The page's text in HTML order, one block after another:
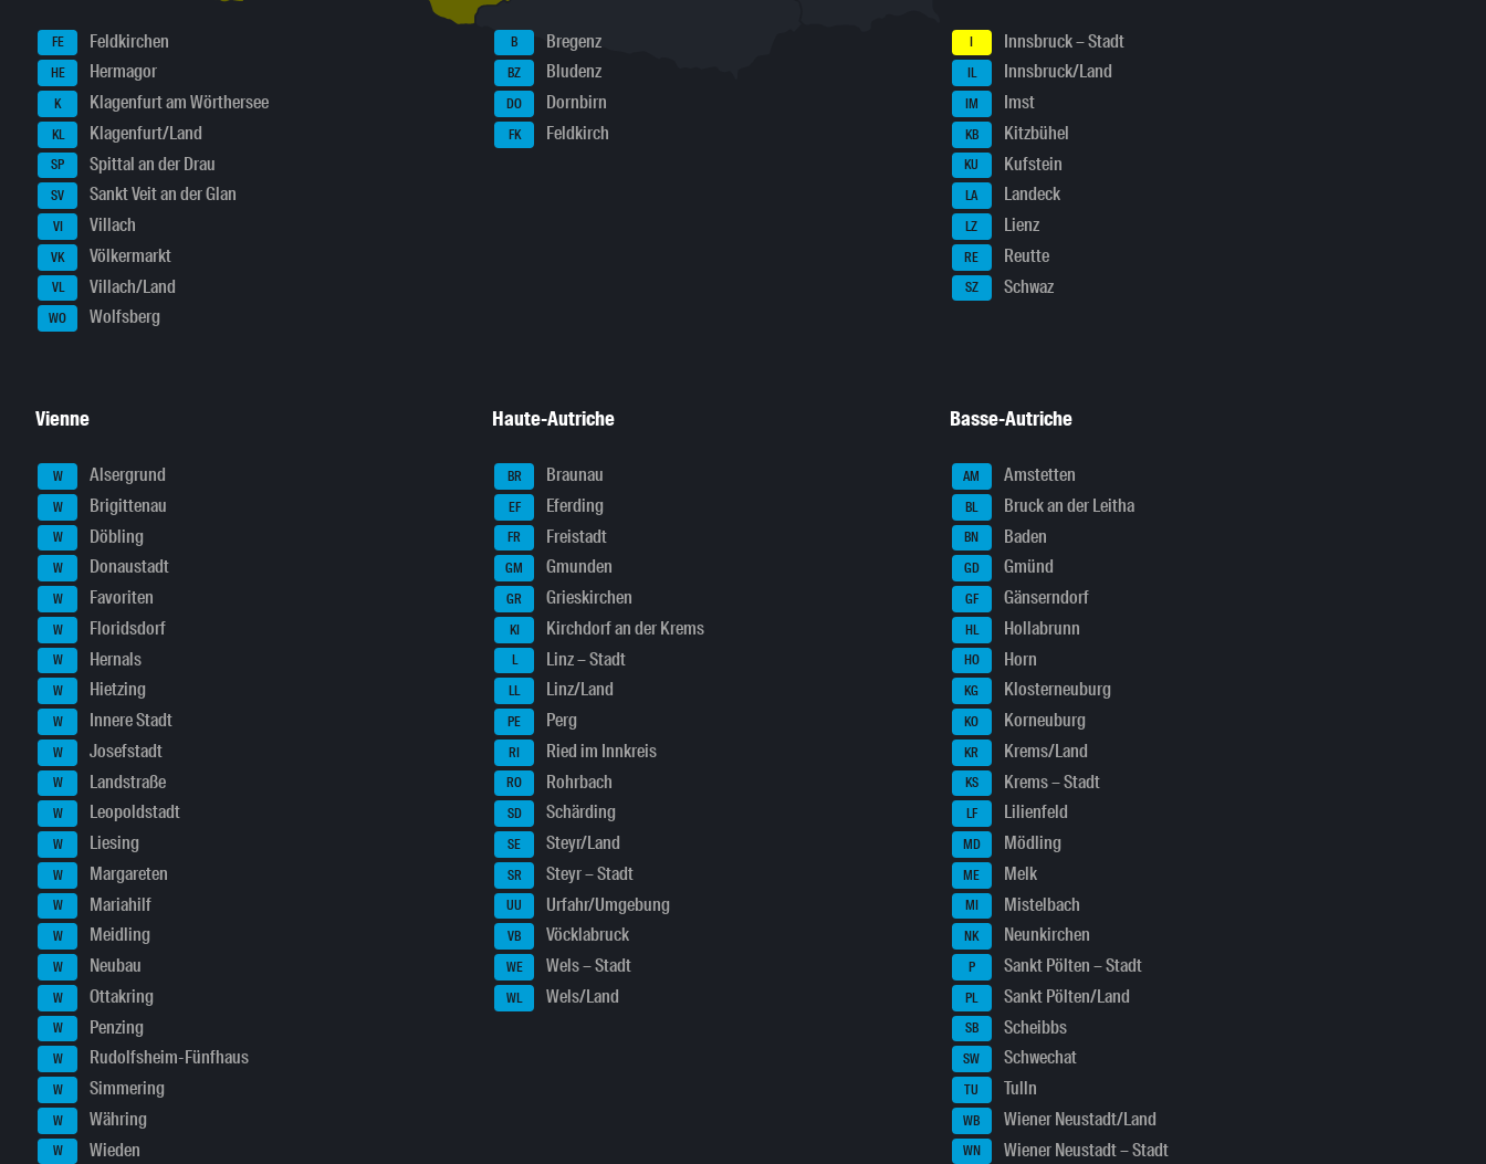
FE Feldkirchen
HE Hermagor
K Klagenfurt am Wörthersee
KL Klagenfurt/Land
SP Spittal an der Drau
SV Sankt Veit an der Glan
VI Villach
VK Völkermarkt
VL Villach/Land
WO Wolfsberg
B Bregenz
BZ Bludenz
DO Dornbirn
FK Feldkirch
I Innsbruck – Stadt
IL Innsbruck/Land
IM Imst
KB Kitzbühel
KU Kufstein
LA Landeck
LZ Lienz
RE Reutte
SZ Schwaz
Vienne
W Alsergrund
W Brigittenau
W Döbling
W Donaustadt
W Favoriten
W Floridsdorf
W Hernals
W Hietzing
W Innere Stadt
W Josefstadt
W Landstraße
W Leopoldstadt
W Liesing
W Margareten
W Mariahilf
W Meidling
W Neubau
W Ottakring
W Penzing
W Rudolfsheim-Fünfhaus
W Simmering
W Währing
W Wieden
Haute-Autriche
BR Braunau
EF Eferding
FR Freistadt
GM Gmunden
GR Grieskirchen
KI Kirchdorf an der Krems
L Linz – Stadt
LL Linz/Land
PE Perg
RI Ried im Innkreis
RO Rohrbach
SD Schärding
SE Steyr/Land
SR Steyr – Stadt
UU Urfahr/Umgebung
VB Vöcklabruck
WE Wels – Stadt
WL Wels/Land
Basse-Autriche
AM Amstetten
BL Bruck an der Leitha
BN Baden
GD Gmünd
GF Gänserndorf
HL Hollabrunn
HO Horn
KG Klosterneuburg
KO Korneuburg
KR Krems/Land
KS Krems – Stadt
LF Lilienfeld
MD Mödling
ME Melk
MI Mistelbach
NK Neunkirchen
P Sankt Pölten – Stadt
PL Sankt Pölten/Land
SB Scheibbs
SW Schwechat
TU Tulln
WB Wiener Neustadt/Land
WN Wiener Neustadt – Stadt